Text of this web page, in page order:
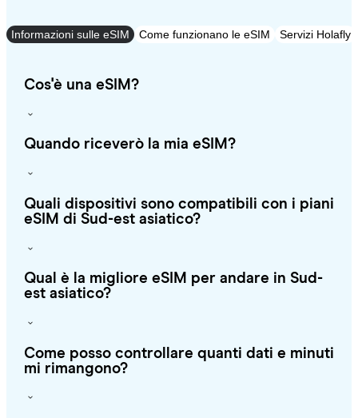
Informazioni sulle eSIM Come funzionano le eSIM Servizi Holafly
Cos'è una eSIM?
Quando riceverò la mia eSIM?
Quali dispositivi sono compatibili con i piani
eSIM di Sud-est asiatico?
Qual è la migliore eSIM per andare in Sud-
est asiatico?
Come posso controllare quanti dati e minuti
mi rimangono?